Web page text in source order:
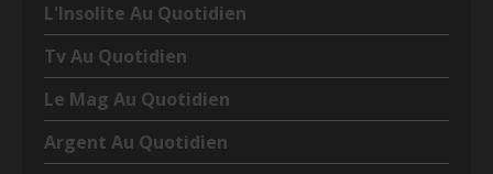
L'Insolite Au Quotidien
Tv Au Quotidien
Le Mag Au Quotidien
Argent Au Quotidien